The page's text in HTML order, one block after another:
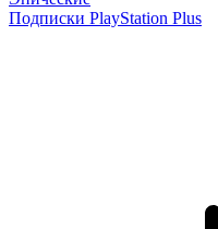
Подписки PlayStation Plus